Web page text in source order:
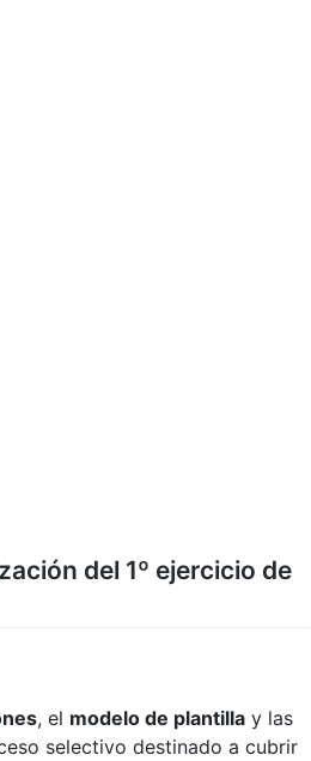
del 1º ejercicio de
, el modelo de plantilla y las
selectivo destinado a cubrir